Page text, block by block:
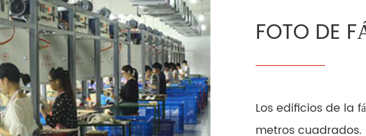
FOTO DE
Los edificios de la
metros cuadrados.